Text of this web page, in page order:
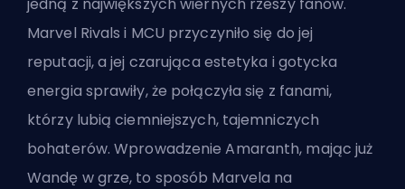
Marvel Rivals i MCU przyczyniło się do jej
reputacji, a jej czarująca estetyka i gotycka
energia sprawiły, że połączyła się z fanami,
którzy lubią ciemniejszych, tajemniczych
bohaterów. Wprowadzenie Amaranth, mając już
Wandę w grze, to sposób Marvela na